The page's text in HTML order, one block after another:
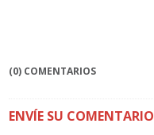
(0) COMENTARIOS
ENVÍE SU COMENTARIO